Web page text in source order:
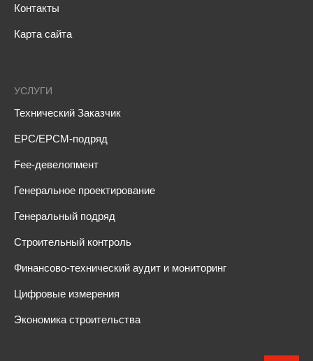
Контакты
Карта сайта
УСЛУГИ
Технический Заказчик
EPC/EPCM-подряд
Fee-девелопмент
Генеральное проектирование
Генеральный подряд
Строительный контроль
Финансово-технический аудит и мониторинг
Цифровые измерения
Экономика строительства